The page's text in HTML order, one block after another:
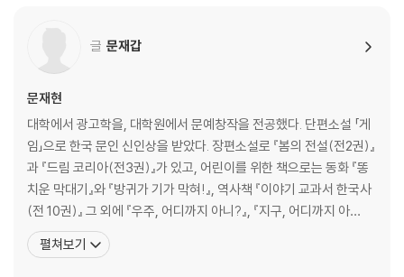
세계사1 - 공산주의를 탄생시킨 러시아의 10월 혁명
세계사2 - 중국에서 공산당이 태동하다
한국사1 - 윌슨의 민족자결주의와 고종 황제 승하
한국사2 - 세상을 놀라게 한 외침 - 3·1 만세운동
한국사3 - 일제의 무자비한 시위 진압 작전
3. 미국의 대공황과 동북아의 만주사변 / 임시정부 수립과 본격적인 항일
글 문재갑
문재현
대학에서 광고학을, 대학원에서 문예창작을 전공했다. 단편소설 「게
임」으로 한국 문인 신인상을 받았다. 장편소설로 『봄의 전설(전2권)』
과 『드림 코리아(전3권)』가 있고, 어린이를 위한 책으로는 동화 『똥
치운 막대기』와 『방귀가 기가 막혀!』, 역사책 『이야기 교과서 한국사
(전 10권)』 그 외에 『우주, 어디까지 아니?』, 『지구, 어디까지 아
니?』, 『누가누가 갯벌에서 살까?』 등이 있다. 대학에서 광고학을, 대
학원에서 문예창작을 전공했다. 단편소설 [게임]으로 한국문인 신인
펼쳐보기